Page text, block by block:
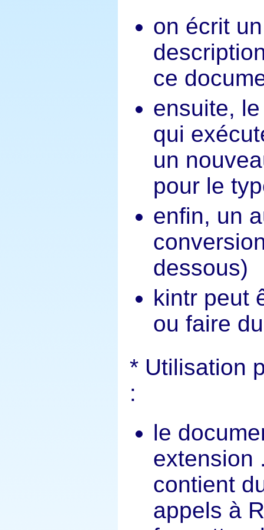
on écrit
ce
ensuite,
qui
un
pour le
enfin, un
dessous)
kintr peut
ou faire
Utilisation
:
le
extension
contient
appels à